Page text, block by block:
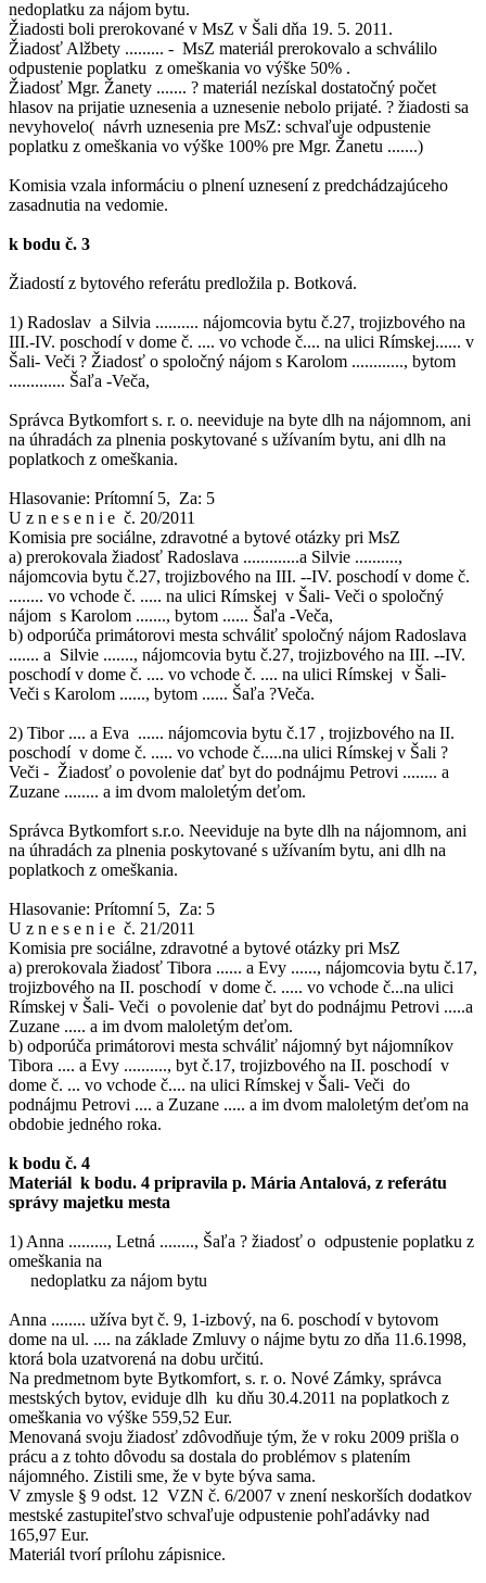
nedoplatku za nájom bytu.
Žiadosti boli prerokované v MsZ v Šali dňa 19. 5. 2011.
Žiadosť Alžbety ......... - MsZ materiál prerokovalo a schválilo
odpustenie poplatku z omeškania vo výške 50% .
Žiadosť Mgr. Žanety ....... ? materiál nezískal dostatočný počet
hlasov na prijatie uznesenia a uznesenie nebolo prijaté. ? žiadosti sa
nevyhovelo( návrh uznesenia pre MsZ: schvaľuje odpustenie
poplatku z omeškania vo výške 100% pre Mgr. Žanetu .......)
Komisia vzala informáciu o plnení uznesení z predchádzajúceho
zasadnutia na vedomie.
k bodu č. 3
Žiadostí z bytového referátu predložila p. Botková.
1) Radoslav a Silvia .......... nájomcovia bytu č.27, trojizbového na
III.-IV. poschodí v dome č. .... vo vchode č.... na ulici Rímskej...... v
Šali- Veči ? Žiadosť o spoločný nájom s Karolom ............, bytom
............. Šaľa -Veča,
Správca Bytkomfort s. r. o. neeviduje na byte dlh na nájomnom, ani
na úhradách za plnenia poskytované s užívaním bytu, ani dlh na
poplatkoch z omeškania.
Hlasovanie: Prítomní 5, Za: 5
U z n e s e n i e č. 20/2011
Komisia pre sociálne, zdravotné a bytové otázky pri MsZ
a) prerokovala žiadosť Radoslava .............a Silvie ..........,
nájomcovia bytu č.27, trojizbového na III. --IV. poschodí v dome č.
........ vo vchode č. ..... na ulici Rímskej v Šali- Veči o spoločný
nájom s Karolom ......., bytom ...... Šaľa -Veča,
b) odporúča primátorovi mesta schváliť spoločný nájom Radoslava
....... a Silvie ......., nájomcovia bytu č.27, trojizbového na III. --IV.
poschodí v dome č. .... vo vchode č. .... na ulici Rímskej v Šali-
Veči s Karolom ......, bytom ...... Šaľa ?Veča.
2) Tibor .... a Eva ...... nájomcovia bytu č.17 , trojizbového na II.
poschodí v dome č. ..... vo vchode č.....na ulici Rímskej v Šali ?
Veči - Žiadosť o povolenie dať byt do podnájmu Petrovi ........ a
Zuzane ........ a im dvom maloletým deťom.
Správca Bytkomfort s.r.o. Neeviduje na byte dlh na nájomnom, ani
na úhradách za plnenia poskytované s užívaním bytu, ani dlh na
poplatkoch z omeškania.
Hlasovanie: Prítomní 5, Za: 5
U z n e s e n i e č. 21/2011
Komisia pre sociálne, zdravotné a bytové otázky pri MsZ
a) prerokovala žiadosť Tibora ...... a Evy ......, nájomcovia bytu č.17,
trojizbového na II. poschodí v dome č. ..... vo vchode č...na ulici
Rímskej v Šali- Veči o povolenie dať byt do podnájmu Petrovi .....a
Zuzane ..... a im dvom maloletým deťom.
b) odporúča primátorovi mesta schváliť nájomný byt nájomníkov
Tibora .... a Evy .........., byt č.17, trojizbového na II. poschodí v
dome č. ... vo vchode č.... na ulici Rímskej v Šali- Veči do
podnájmu Petrovi .... a Zuzane ..... a im dvom maloletým deťom na
obdobie jedného roka.
k bodu č. 4
Materiál k bodu. 4 pripravila p. Mária Antalová, z referátu
správy majetku mesta
1) Anna ........., Letná ........, Šaľa ? žiadosť o odpustenie poplatku z
omeškania na
nedoplatku za nájom bytu
Anna ........ užíva byt č. 9, 1-izbový, na 6. poschodí v bytovom
dome na ul. .... na základe Zmluvy o nájme bytu zo dňa 11.6.1998,
ktorá bola uzatvorená na dobu určitú.
Na predmetnom byte Bytkomfort, s. r. o. Nové Zámky, správca
mestských bytov, eviduje dlh ku dňu 30.4.2011 na poplatkoch z
omeškania vo výške 559,52 Eur.
Menovaná svoju žiadosť zdôvodňuje tým, že v roku 2009 prišla o
prácu a z tohto dôvodu sa dostala do problémov s platením
nájomného. Zistili sme, že v byte býva sama.
V zmysle § 9 odst. 12 VZN č. 6/2007 v znení neskorších dodatkov
mestské zastupiteľstvo schvaľuje odpustenie pohľadávky nad
165,97 Eur.
Materiál tvorí prílohu zápisnice.